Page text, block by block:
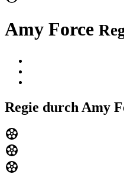
Amy Force
Regie durch Amy